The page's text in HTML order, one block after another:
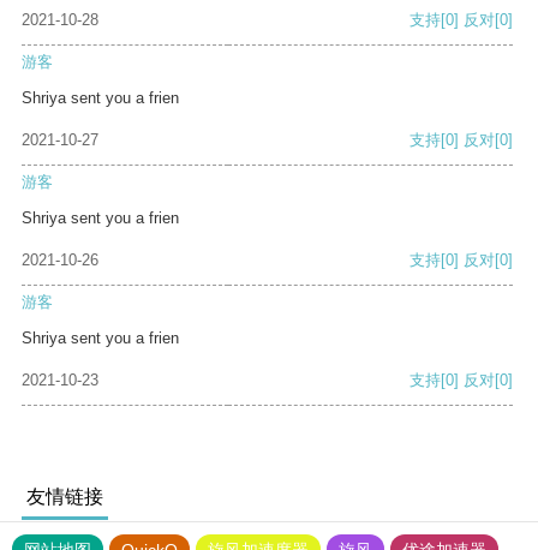
2021-10-28 支持[0] 反对[0]
游客
Shriya sent you a frien
2021-10-27 支持[0] 反对[0]
游客
Shriya sent you a frien
2021-10-26 支持[0] 反对[0]
游客
Shriya sent you a frien
2021-10-23 支持[0] 反对[0]
友情链接